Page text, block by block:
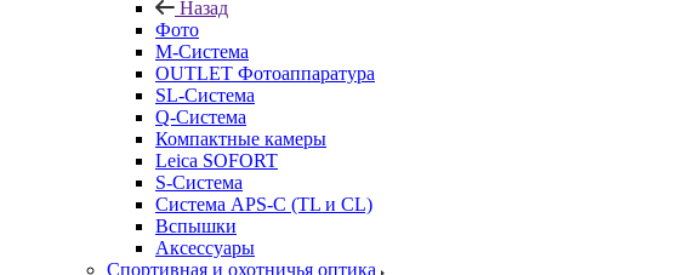
Назад
Фото
M-Система
OUTLET Фотоаппаратура
SL-Система
Q-Cистема
Компактные камеры
Leica SOFORT
S-Система
Система APS-C (TL и CL)
Вспышки
Аксессуары
Спортивная и охотничья оптика